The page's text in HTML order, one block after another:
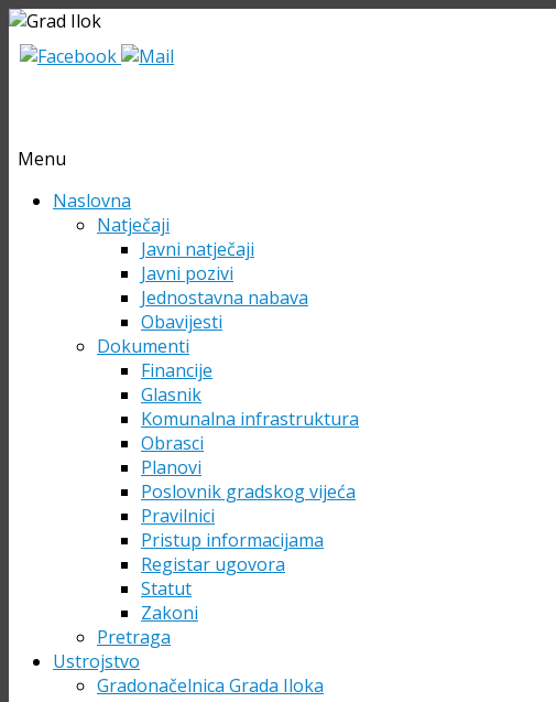
Menu
Skip Naslovna
Natječaji
Javni natječaji
Javni pozivi
Jednostavna nabava
Obavijesti
Dokumenti
Financije
Glasnik
Komunalna infrastruktura
Obrasci
Planovi
Poslovnik gradskog vijeća
Pravilnici
Pristup informacijama
Registar ugovora
Statut
Zakoni
Pretraga
Ustrojstvo
Gradonačelnica Grada Iloka